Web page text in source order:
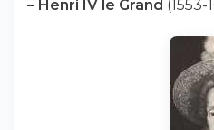
– Henri IV le Grand (1553-